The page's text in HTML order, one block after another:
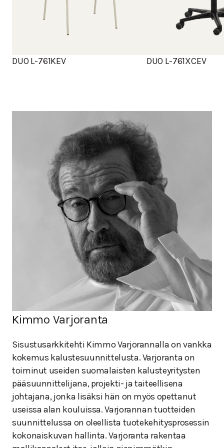
DUO L-761KEV DUO L-761XCEV
Kimmo Varjoranta
Sisustusarkkitehti Kimmo Varjorannalla on vankka
kokemus kalustesuunnittelusta. Varjoranta on
toiminut useiden suomalaisten kalusteyritysten
pääsuunnittelijana, projekti- ja taiteellisena
johtajana, jonka lisäksi hän on myös opettanut
useissa alan kouluissa. Varjorannan tuotteiden
suunnittelussa on oleellista tuotekehitysprosessin
kokonaiskuvan hallinta. Varjoranta rakentaa